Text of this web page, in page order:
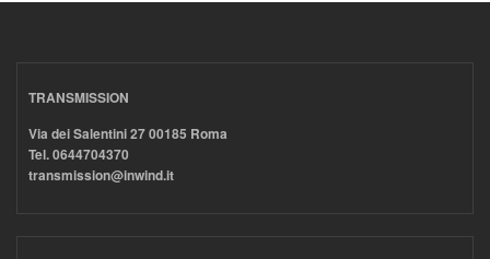
TRANSMISSION
Via dei Salentini 27 00185 Roma
Tel. 0644704370
transmission@inwind.it